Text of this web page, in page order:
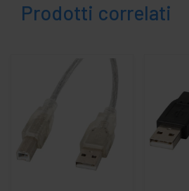
Prodotti correlati